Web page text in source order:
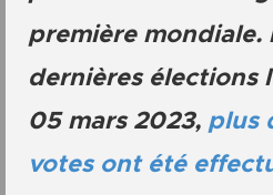
première mondiale.
dernières élections
05 mars 2023, plus
votes ont été